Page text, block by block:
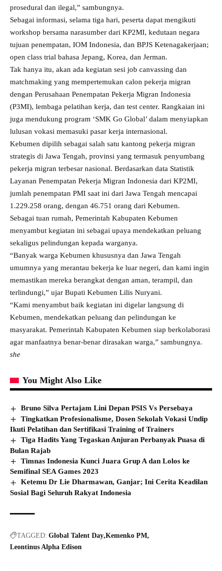
prosedural dan ilegal,” sambungnya.
Sebagai informasi, selama tiga hari, peserta dapat mengikuti
workshop bersama narasumber dari KP2MI, kedutaan negara
tujuan penempatan, IOM Indonesia, dan BPJS Ketenagakerjaan;
open class trial bahasa Jepang, Korea, dan Jerman.
Tak hanya itu, akan ada kegiatan sesi job canvassing dan
matchmaking yang mempertemukan calon pekerja migran
dengan Perusahaan Penempatan Pekerja Migran Indonesia
(P3MI), lembaga pelatihan kerja, dan test center. Rangkaian ini
juga mendukung program ‘SMK Go Global’ dalam menyiapkan
lulusan vokasi memasuki pasar kerja internasional.
Kebumen dipilih sebagai salah satu kantong pekerja migran
strategis di Jawa Tengah, provinsi yang termasuk penyumbang
pekerja migran terbesar nasional. Berdasarkan data Statistik
Layanan Penempatan Pekerja Migran Indonesia dari KP2MI,
jumlah penempatan PMI saat ini dari Jawa Tengah mencapai
1.229.258 orang, dengan 46.751 orang dari Kebumen.
Sebagai tuan rumah, Pemerintah Kabupaten Kebumen
menyambut kegiatan ini sebagai upaya mendekatkan peluang
sekaligus pelindungan kepada warganya.
“Banyak warga Kebumen khususnya dan Jawa Tengah
umumnya yang merantau bekerja ke luar negeri, dan kami ingin
memastikan mereka berangkat dengan aman, terampil, dan
terlindungi,” ujar Bupati Kebumen Lilis Nuryani.
“Kami menyambut baik kegiatan ini digelar langsung di
Kebumen, mendekatkan peluang dan pelindungan ke
masyarakat. Pemerintah Kabupaten Kebumen siap berkolaborasi
agar manfaatnya benar-benar dirasakan warga,” sambungnya.
she
You Might Also Like
Bruno Silva Pertajam Lini Depan PSIS Vs Persebaya
Tingkatkan Profesionalisme, Dosen Sekolah Vokasi Undip
Ikuti Pelatihan dan Sertifikasi Training of Trainers
Tiga Hadits Yang Tegaskan Anjuran Perbanyak Puasa di
Bulan Rajab
Timnas Indonesia Kunci Juara Grup A dan Lolos ke
Semifinal SEA Games 2023
Ketemu Dr Lie Dharmawan, Ganjar; Ini Cerita Keadilan
Sosial Bagi Seluruh Rakyat Indonesia
TAGGED: Global Talent Day Kemenko PM
Leontinus Alpha Edison